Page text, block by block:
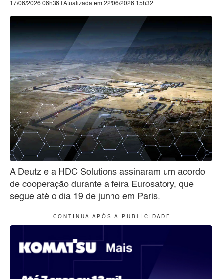
17/06/2026 08h38 | Atualizada em 22/06/2026 15h32
A Deutz e a HDC Solutions assinaram um acordo
de cooperação durante a feira Eurosatory, que
segue até o dia 19 de junho em Paris.
C O N T I N U A A P Ó S A P U B L I C I D A D E